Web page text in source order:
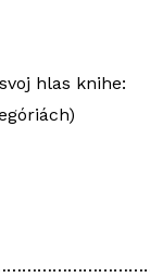
hlas knihe: